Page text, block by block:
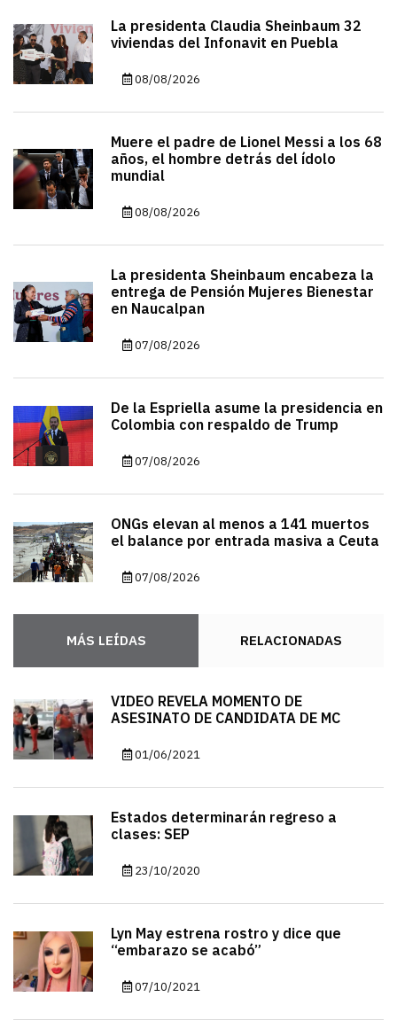
La presidenta Claudia Sheinbaum 32
viviendas del Infonavit en Puebla
08/08/2026
Muere el padre de Lionel Messi a los 68
años, el hombre detrás del ídolo
mundial
08/08/2026
La presidenta Sheinbaum encabeza la
entrega de Pensión Mujeres Bienestar
en Naucalpan
07/08/2026
De la Espriella asume la presidencia en
Colombia con respaldo de Trump
07/08/2026
ONGs elevan al menos a 141 muertos
el balance por entrada masiva a Ceuta
07/08/2026
MÁS LEÍDAS RELACIONADAS
VIDEO REVELA MOMENTO DE
ASESINATO DE CANDIDATA DE MC
01/06/2021
Estados determinarán regreso a
clases: SEP
23/10/2020
Lyn May estrena rostro y dice que
“embarazo se acabó”
07/10/2021